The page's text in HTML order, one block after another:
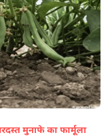
मुनाफे का फार्मूला